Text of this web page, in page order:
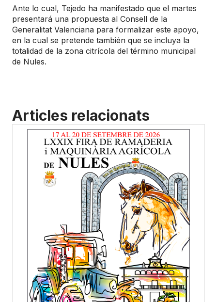
Ante lo cual, Tejedo ha manifestado que el martes
presentará una propuesta al Consell de la
Generalitat Valenciana para formalizar este apoyo,
en la cual se pretende también que se incluya la
totalidad de la zona citrícola del término municipal
de Nules.
Articles relacionats